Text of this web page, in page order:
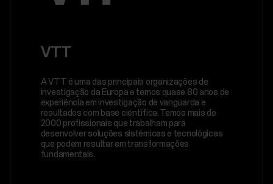
VTT
A VTT é uma das principais organizações de
investigação da Europa e temos quase 80 anos de
experiência em investigação de vanguarda e
resultados com base científica. Temos mais de
2000 profissionais que trabalham para
desenvolver soluções sistémicas e tecnológicas
que podem resultar em transformações
fundamentais.